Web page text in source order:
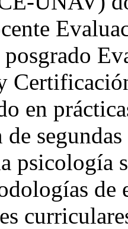
posgrado
en
psicología
de